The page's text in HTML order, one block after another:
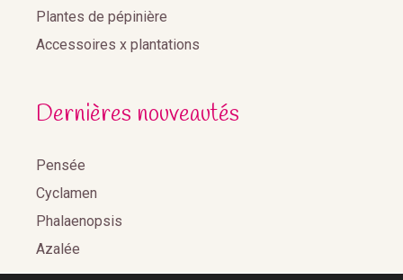
Plantes de pépinière
Accessoires x plantations
Dernières nouveautés
Pensée
Cyclamen
Phalaenopsis
Azalée